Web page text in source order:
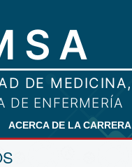
ACERCA DE LA CARRERA